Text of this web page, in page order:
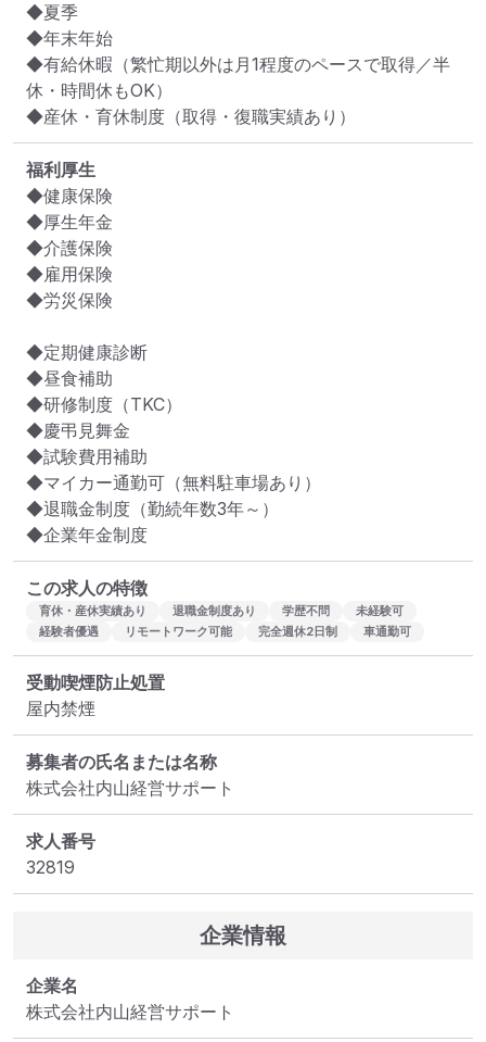
◆夏季
◆年末年始
◆有給休暇（繁忙期以外は月1程度のペースで取得／半
休・時間休もOK）
◆産休・育休制度（取得・復職実績あり）
福利厚生
◆健康保険
◆厚生年金
◆介護保険
◆雇用保険
◆労災保険
◆定期健康診断
◆昼食補助
◆研修制度（TKC）
◆慶弔見舞金
◆試験費用補助
◆マイカー通勤可（無料駐車場あり）
◆退職金制度（勤続年数3年～）
◆企業年金制度
この求人の特徴
育休・産休実績あり 退職金制度あり 学歴不問
未経験可
経験者優遇
リモートワーク可能 完全週休2日制 車通勤可
受動喫煙防止処置
屋内禁煙
募集者の氏名または名称
株式会社内山経営サポート
求人番号
32819
企業情報
企業名
株式会社内山経営サポート